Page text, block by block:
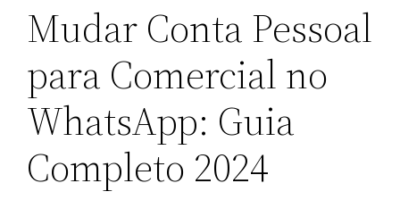
Mudar Conta Pessoal
para Comercial no
WhatsApp: Guia
Completo 2024